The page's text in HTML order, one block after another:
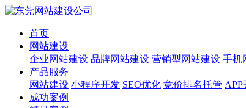
首页
网站建设
企业网站建设 品牌网站建设 营销型网站建设 手机
产品服务
网站建设 小程序开发 SEO优化 竞价排名托管 APP
成功案例